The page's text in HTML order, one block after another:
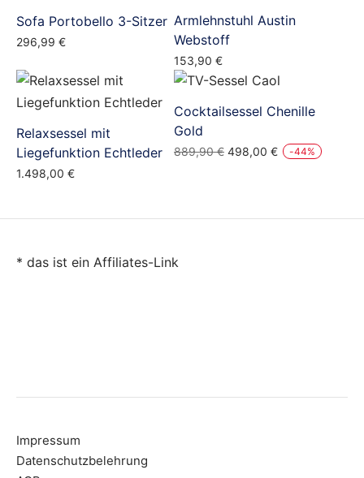
Sofa Portobello 3-Sitzer
296,99 €
Armlehnstuhl Austin
Webstoff
153,90 €
Relaxsessel mit
Liegefunktion Echtleder
1.498,00 €
Cocktailsessel Chenille
Gold
889,90€ Ursprünglicher
498,00 €Aktueller
-44%
* das ist ein Affiliates-Link
Impressum
Datenschutzbelehrung